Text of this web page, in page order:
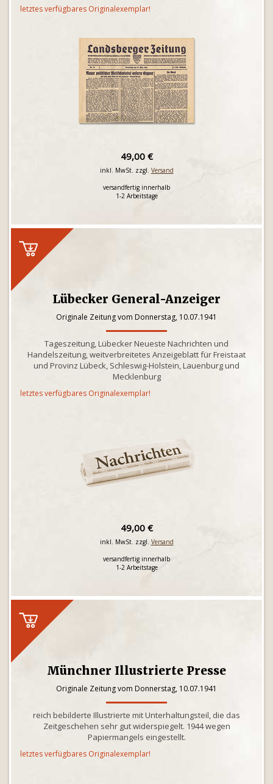
letztes verfügbares Originalexemplar!
49,00 €
inkl. MwSt. zzgl. Versand
versandfertig innerhalb
1-2 Arbeitstage
Lübecker General-Anzeiger
Originale Zeitung vom Donnerstag, 10.07.1941
Tageszeitung, Lübecker Neueste Nachrichten und
Handelszeitung, weitverbreitetes Anzeigeblatt für Freistaat
und Provinz Lübeck, Schleswig-Holstein, Lauenburg und
Mecklenburg
letztes verfügbares Originalexemplar!
49,00 €
inkl. MwSt. zzgl. Versand
versandfertig innerhalb
1-2 Arbeitstage
Münchner Illustrierte Presse
Originale Zeitung vom Donnerstag, 10.07.1941
reich bebilderte Illustrierte mit Unterhaltungsteil, die das
Zeitgeschehen sehr gut widerspiegelt. 1944 wegen
Papiermangels eingestellt.
letztes verfügbares Originalexemplar!